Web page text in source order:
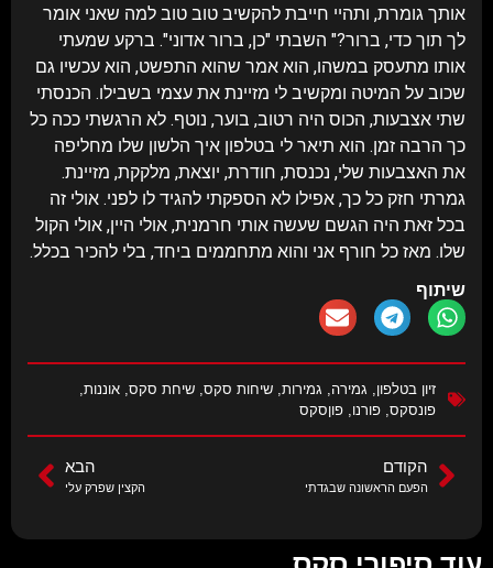
אותך גומרת, ותהיי חייבת להקשיב טוב טוב למה שאני אומר
לך תוך כדי, ברור?" השבתי "כן, ברור אדוני". ברקע שמעתי
אותו מתעסק במשהו, הוא אמר שהוא התפשט, הוא עכשיו גם
שכוב על המיטה ומקשיב לי מזיינת את עצמי בשבילו. הכנסתי
שתי אצבעות, הכוס היה רטוב, בוער, נוטף. לא הרגשתי ככה כל
כך הרבה זמן. הוא תיאר לי בטלפון איך הלשון שלו מחליפה
את האצבעות שלי, נכנסת, חודרת, יוצאת, מלקקת, מזיינת.
גמרתי חזק כל כך, אפילו לא הספקתי להגיד לו לפני. אולי זה
בכל זאת היה הגשם שעשה אותי חרמנית, אולי היין, אולי הקול
שלו. מאז כל חורף אני והוא מתחממים ביחד, בלי להכיר בכלל.
שיתוף
זיון בטלפון גמירה גמירות שיחות סקס שיחת סקס אוננות
פונסקס פורנו פוןסקס
הקודם
הפעם הראשונה שבגדתי
הבא
הקצין שפרק עלי